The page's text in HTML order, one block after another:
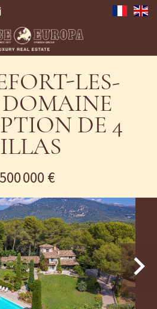
LES-
DOMAINE
DE 4
000 €